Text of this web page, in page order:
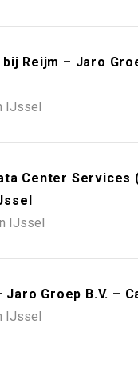
Reijm – Jaro
IJssel
Center Services
IJssel
Groep B.V. –
IJssel